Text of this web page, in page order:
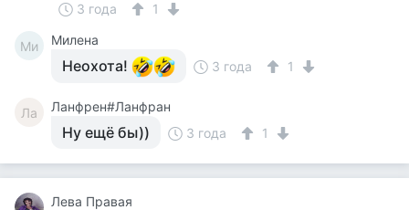
3 года 1
Ми Милена
Неохота! 3 года 1
Ла Ланфрен#Ланфран
Ну ещё бы)) 3 года 1
Лева Правая